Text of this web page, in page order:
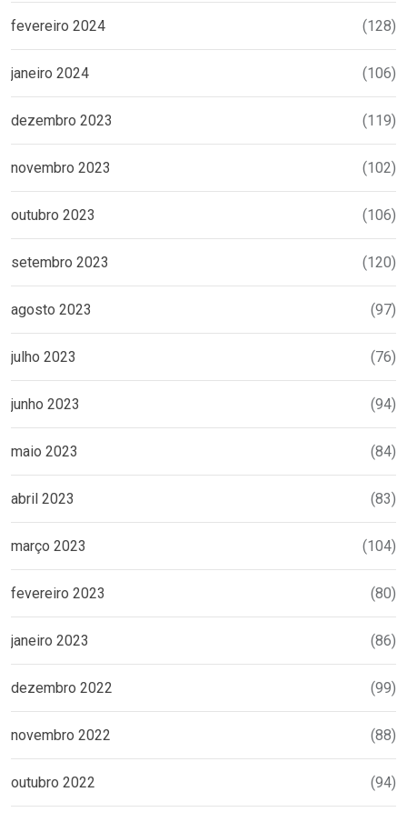
fevereiro 2024 (128)
janeiro 2024 (106)
dezembro 2023 (119)
novembro 2023 (102)
outubro 2023 (106)
setembro 2023 (120)
agosto 2023 (97)
julho 2023 (76)
junho 2023 (94)
maio 2023 (84)
abril 2023 (83)
março 2023 (104)
fevereiro 2023 (80)
janeiro 2023 (86)
dezembro 2022 (99)
novembro 2022 (88)
outubro 2022 (94)